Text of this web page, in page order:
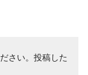
さい。投稿した